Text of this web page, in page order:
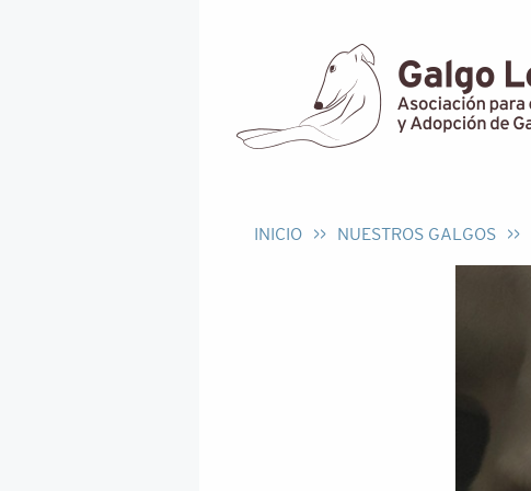
INICIO >> NUESTROS GALGOS >>